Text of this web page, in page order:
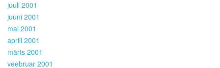
juuli 2001
juuni 2001
mai 2001
aprill 2001
märts 2001
veebruar 2001